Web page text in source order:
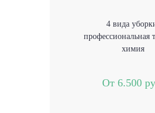
4 вида
профессиональная
химия
От 6.500